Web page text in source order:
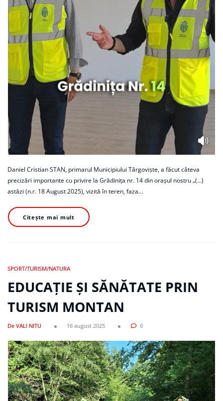
Daniel Cristian STAN, primarul Municipiului Târgoviște, a făcut câteva
precizări importante cu privire la Grădinița nr. 14 din orașul nostru „(...)
astăzi (n.r. 18 August 2025), vizită în teren, faza…
Citește mai mult
SPORT/TURISM/NATURA
EDUCAȚIE ȘI SĂNĂTATE PRIN
TURISM MONTAN
De VALI NITU 16 august 2025 0